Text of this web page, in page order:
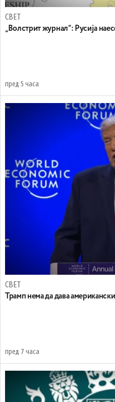
СВЕТ
„Волстрит журнал“: Русија
пред 5 часа
СВЕТ
Трамп нема да дава
пред 7 часа